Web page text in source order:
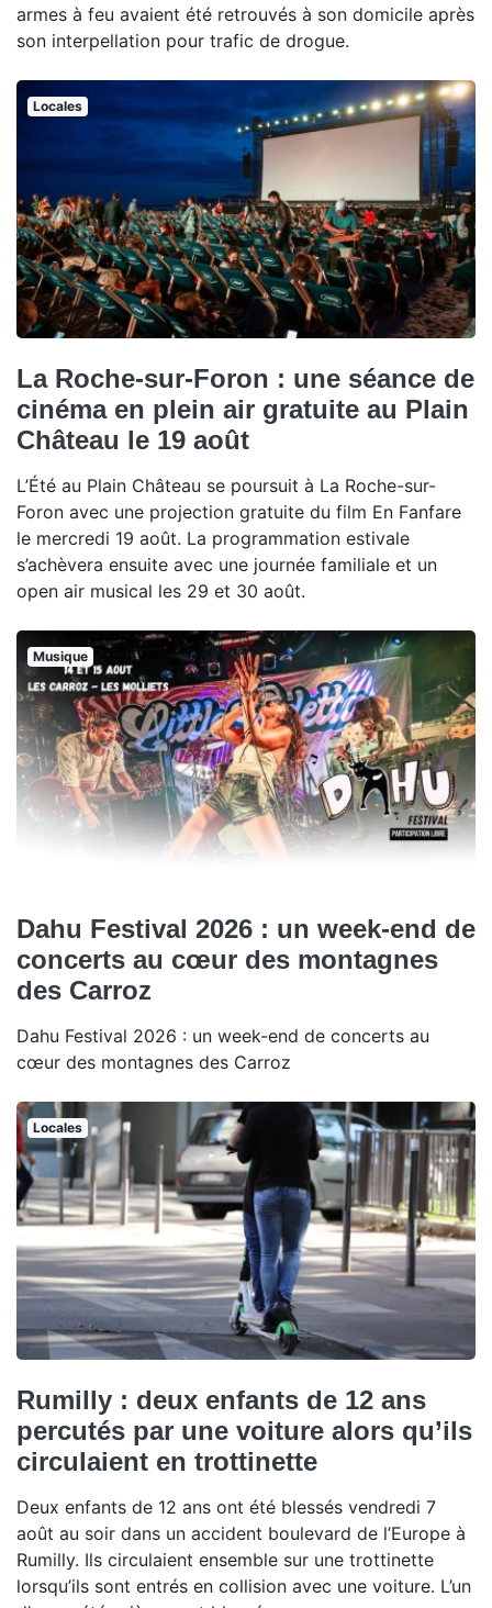
armes à feu avaient été retrouvés à son domicile après
son interpellation pour trafic de drogue.
Locales
La Roche-sur-Foron : une séance de
cinéma en plein air gratuite au Plain
Château le 19 août
L’Été au Plain Château se poursuit à La Roche-sur-
Foron avec une projection gratuite du film En Fanfare
le mercredi 19 août. La programmation estivale
s’achèvera ensuite avec une journée familiale et un
open air musical les 29 et 30 août.
Musique
Dahu Festival 2026 : un week-end de
concerts au cœur des montagnes
des Carroz
Dahu Festival 2026 : un week-end de concerts au
cœur des montagnes des Carroz
Locales
Rumilly : deux enfants de 12 ans
percutés par une voiture alors qu’ils
circulaient en trottinette
Deux enfants de 12 ans ont été blessés vendredi 7
août au soir dans un accident boulevard de l’Europe à
Rumilly. Ils circulaient ensemble sur une trottinette
lorsqu’ils sont entrés en collision avec une voiture. L’un